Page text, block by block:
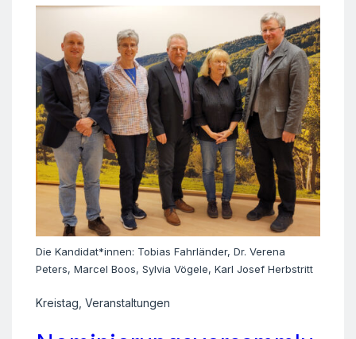
Die Kandidat*innen: Tobias Fahrländer, Dr. Verena
Peters, Marcel Boos, Sylvia Vögele, Karl Josef Herbstritt
Kreistag Veranstaltungen